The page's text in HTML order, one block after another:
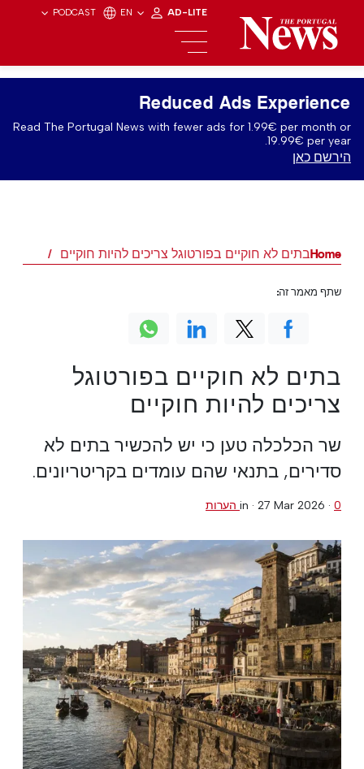
PODCAST EN AD-LITE
Reduced Ads Experience
Read The Portugal News with fewer ads for 1.99€ per month or
19.99€ per year.
הירשם כאן
Homeבתים לא חוקיים בפורטוגל צריכים להיות חוקיים
בתים לא חוקיים בפורטוגל
צריכים להיות חוקיים
שר הכלכלה טען כי יש להכשיר בתים לא
סדירים, בתנאי שהם עומדים בקריטריונים.
in · 27 Mar 2026 · 0 הערות
שתף מאמר זה: